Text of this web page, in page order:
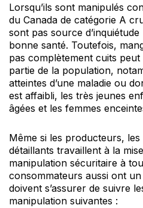
Lorsqu’ils sont manipulés
du Canada de catégorie A
sont pas source
bonne santé. Toutefois,
pas complètement cuits
partie de la population,
atteintes d’une maladie ou
est affaibli, les très jeunes
âgées et les femmes
Même si les producteurs,
détaillants travaillent à la
manipulation sécuritaire à
consommateurs aussi ont
doivent s’assurer de suivre
manipulation suivantes :